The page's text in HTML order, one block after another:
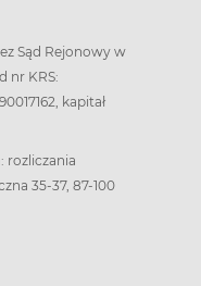
Sąd Rejonowy w
nr KRS:
kapitał
rozliczania
35-37, 87-100